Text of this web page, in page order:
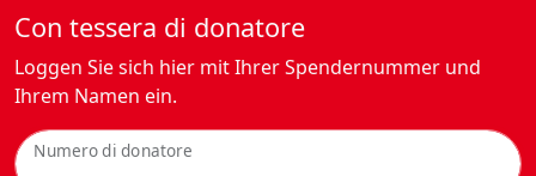
Con tessera di donatore
Loggen Sie sich hier mit Ihrer Spendernummer und
Ihrem Namen ein.
Numero di donatore